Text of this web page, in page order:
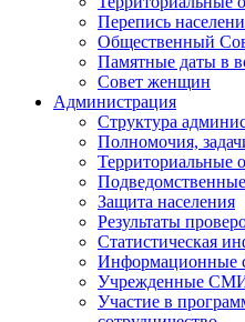
Перепись
Общественный
Памятные даты в
Совет женщин
Администрация
Структура
Полномочия,
Территориальные
Защита населения
Результаты
Статистическая
Информационные
Учрежденные
Участие в